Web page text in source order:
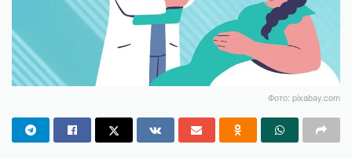
Фото: pixabay.com